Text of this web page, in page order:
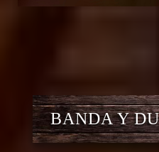
BANDA Y